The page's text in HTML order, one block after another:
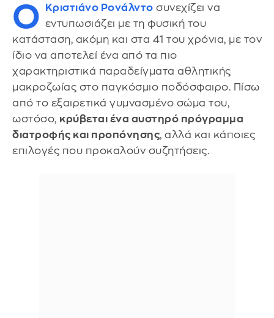
Ο Κριστιάνο Ρονάλντο συνεχίζει να
εντυπωσιάζει με τη φυσική του
κατάσταση, ακόμη και στα 41 του χρόνια, με τον
ίδιο να αποτελεί ένα από τα πιο
χαρακτηριστικά παραδείγματα αθλητικής
μακροζωίας στο παγκόσμιο ποδόσφαιρο. Πίσω
από το εξαιρετικά γυμνασμένο σώμα του,
ωστόσο, κρύβεται ένα αυστηρό πρόγραμμα
διατροφής και προπόνησης, αλλά και κάποιες
επιλογές που προκαλούν συζητήσεις.